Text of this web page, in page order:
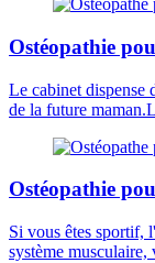
Ostéopathie
Le cabinet dispense
de la future
Ostéopathie
Si vous êtes sportif,
système musculaire,